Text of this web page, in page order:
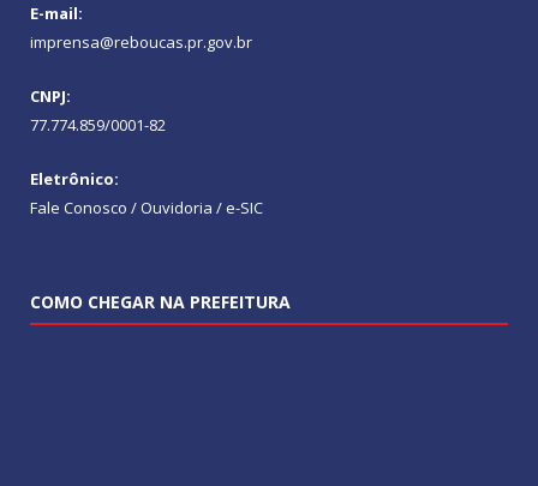
E-mail:
imprensa@reboucas.pr.gov.br
CNPJ:
77.774.859/0001-82
Eletrônico:
Fale Conosco / Ouvidoria / e-SIC
COMO CHEGAR NA PREFEITURA